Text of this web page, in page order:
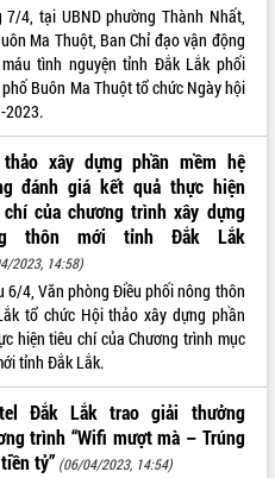
7/4, tại UBND phường Thành Nhất,
Ma Thuột, Ban Chỉ đạo vận động
tình nguyện tỉnh Đắk Lắk phối
Buôn Ma Thuột tổ chức Ngày hội
2023.
xây dựng phần mềm hệ
đánh giá kết quả thực hiện
của chương trình xây dựng
thôn mới tỉnh Đắk Lắk
2023, 14:58)
6/4, Văn phòng Điều phối nông thôn
tổ chức Hội thảo xây dựng phần
hiện tiêu chí của Chương trình mục
tỉnh Đắk Lắk.
Đắk Lắk trao giải thưởng
trình “Wifi mượt mà – Trúng
tỷ” (06/04/2023, 14:54)